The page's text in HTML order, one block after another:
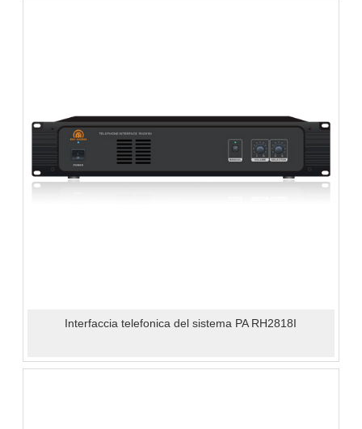
Interfaccia telefonica del sistema PA RH2818I